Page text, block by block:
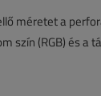
méretet a
szín (RGB) és a